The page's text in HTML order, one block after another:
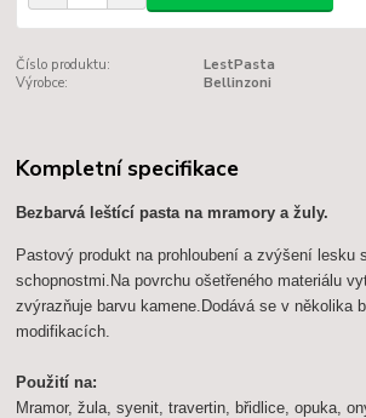
Číslo produktu:
LestPasta
Výrobce:
Bellinzoni
Kompletní specifikace
Bezbarvá leštící pasta na mramory a žuly.
Pastový produkt na prohloubení a zvýšení lesku
schopnostmi.Na povrchu ošetřeného materiálu
zvýrazňuje barvu kamene.Dodává se v několika
modifikacích.
Použití na:
Mramor, žula, syenit, travertin, břidlice, opuka,